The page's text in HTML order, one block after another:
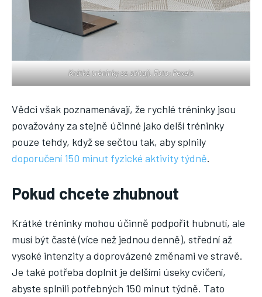
Krátké tréninky se sčítají. Foto: Pexels
Vědci však poznamenávají, že rychlé tréninky jsou
považovány za stejně účinné jako delší tréninky
pouze tehdy, když se sečtou tak, aby splnily
doporučení 150 minut fyzické aktivity týdně.
Pokud chcete zhubnout
Krátké tréninky mohou účinně podpořit hubnutí, ale
musí být časté (více než jednou denně), střední až
vysoké intenzity a doprovázené změnami ve stravě.
Je také potřeba doplnit je delšími úseky cvičení,
abyste splnili potřebných 150 minut týdně. Tato